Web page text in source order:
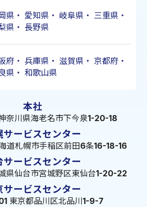
県 ・ 愛知県 ・ 岐阜県 ・ 三重県 ・
県 ・ 長野県
府 ・ 兵庫県 ・ 滋賀県 ・ 京都府 ・
県 ・ 和歌山県
本社
奈川県海老名市下今泉1-20-18
サービスセンター
道札幌市手稲区前田6条16-18-16
サービスセンター
県仙台市宮城野区東仙台1-20-22
サービスセンター
東京都品川区北品川1-9-7